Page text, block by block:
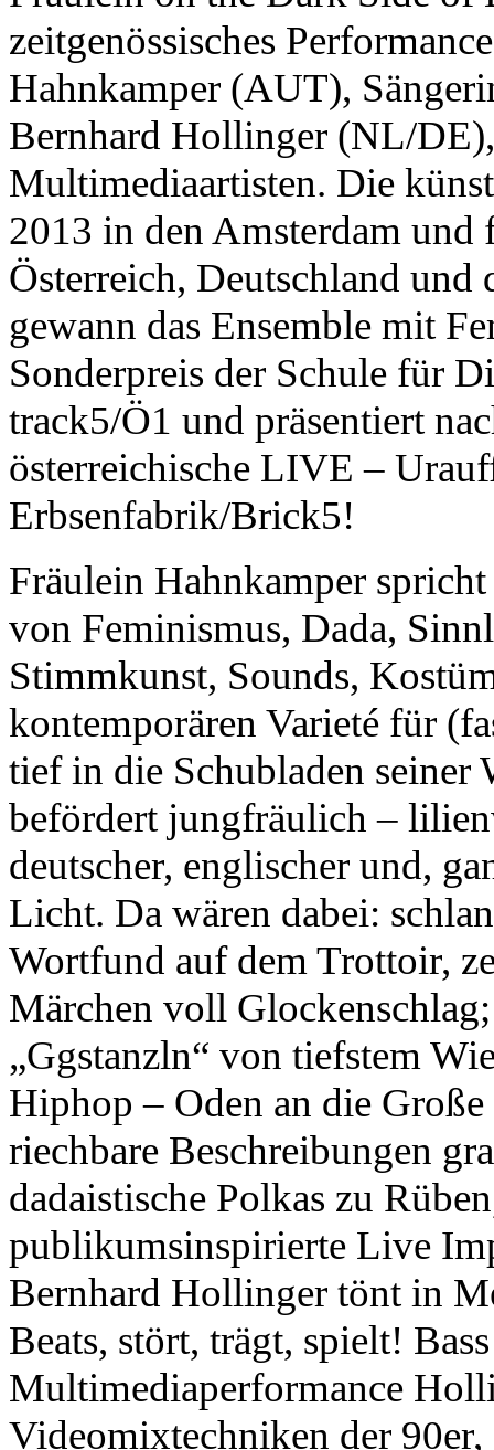
zeitgenössisches
Hahnkamper (AUT),
Bernhard Hollinger (NL/
Multimediaartisten. Die
2013 in den Amsterdam
Österreich, Deutschland und
gewann das Ensemble mit
Sonderpreis der Schule für
track5/Ö1 und präsentiert
österreichische LIVE –
Erbsenfabrik/Brick5!
Fräulein Hahnkamper
von Feminismus, Dada,
Stimmkunst, Sounds,
kontemporären Varieté für
tief in die Schubladen seiner
befördert jungfräulich –
deutscher, englischer und,
Licht. Da wären dabei:
Wortfund auf dem Trottoir,
Märchen voll
„Ggstanzln“ von tiefstem
Hiphop – Oden an die
riechbare Beschreibungen
dadaistische Polkas zu
publikumsinspirierte Live
Bernhard Hollinger tönt in
Beats, stört, trägt, spielt!
Multimediaperformance
Videomixtechniken der 90er,